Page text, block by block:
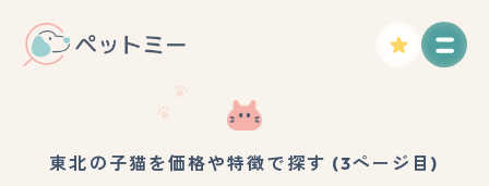
東北の子猫を価格や特徴で探す (3ページ目)